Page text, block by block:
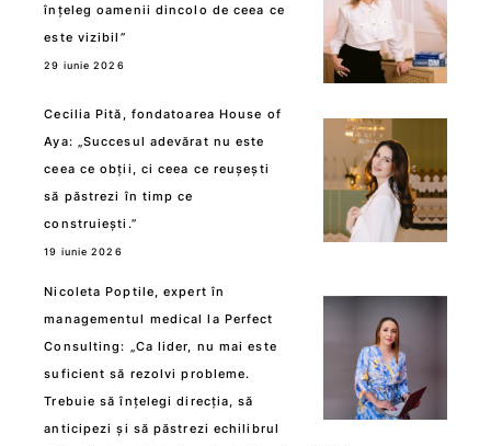
înțeleg oamenii dincolo de ceea ce
este vizibil”
29 iunie 2026
Cecilia Pită, fondatoarea House of
Aya: „Succesul adevărat nu este
ceea ce obții, ci ceea ce reușești
să păstrezi în timp ce
construiești.”
19 iunie 2026
Nicoleta Poptile, expert în
managementul medical la Perfect
Consulting: „Ca lider, nu mai este
suficient să rezolvi probleme.
Trebuie să înțelegi direcția, să
anticipezi și să păstrezi echilibrul